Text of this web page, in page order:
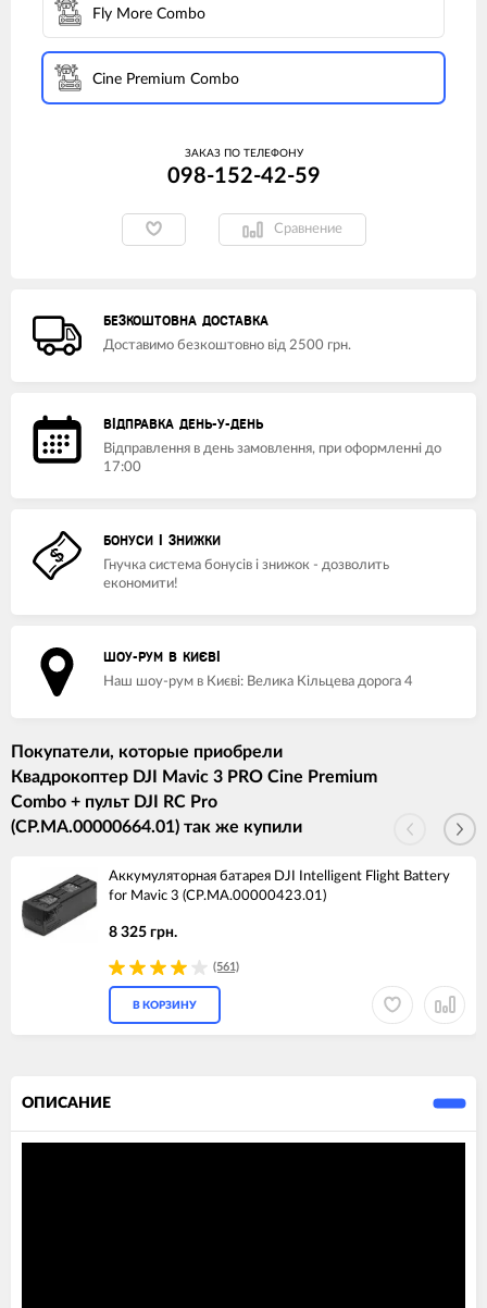
Fly More Combo
Cine Premium Combo
ЗАКАЗ ПО ТЕЛЕФОНУ
098-152-42-59
Сравнение
БЕЗКОШТОВНА ДОСТАВКА
Доставимо безкоштовно від 2500 грн.
ВІДПРАВКА ДЕНЬ-У-ДЕНЬ
Відправлення в день замовлення, при оформленні до
17:00
БОНУСИ І ЗНИЖКИ
Гнучка система бонусів і знижок - дозволить
економити!
ШОУ-РУМ В КИЄВІ
Наш шоу-рум в Києві: Велика Кільцева дорога 4
Покупатели, которые приобрели
Квадрокоптер DJI Mavic 3 PRO Cine Premium
Combo + пульт DJI RC Pro
(CP.MA.00000664.01) так же купили
Аккумуляторная батарея DJI Intelligent Flight Battery
for Mavic 3 (CP.MA.00000423.01)
8 325 грн.
(561)
В КОРЗИНУ
ОПИСАНИЕ